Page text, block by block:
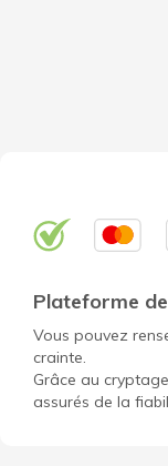
Plateforme
Vous pouvez
crainte.
Grâce au
assurés de la